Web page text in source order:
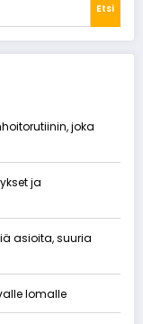
Etsi
joka
ja
asioita, suuria
lomalle